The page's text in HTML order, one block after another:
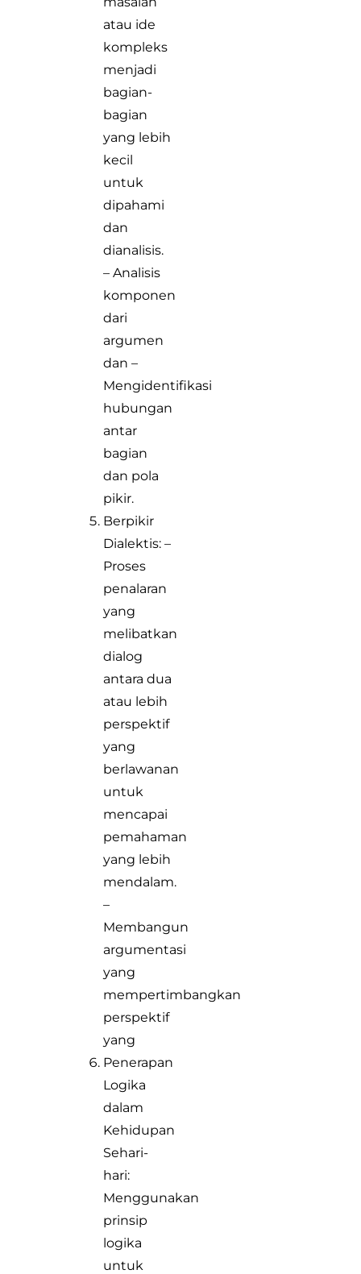
atau ide
kompleks
menjadi
bagian-
bagian
yang lebih
kecil
untuk
dipahami
dan
dianalisis.
– Analisis
komponen
dari
argumen
dan –
Mengidentifikasi
hubungan
antar
bagian
dan pola
pikir.
Berpikir
Dialektis: –
Proses
penalaran
yang
melibatkan
dialog
antara dua
atau lebih
perspektif
yang
berlawanan
untuk
mencapai
pemahaman
yang lebih
mendalam.
–
Membangun
argumentasi
yang
mempertimbangkan
perspektif
yang
Penerapan
Logika
dalam
Kehidupan
Sehari-
hari:
Menggunakan
prinsip
logika
untuk